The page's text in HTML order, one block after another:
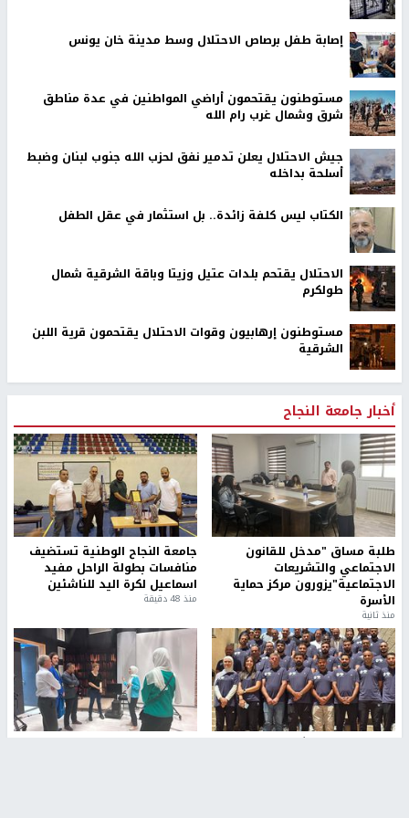
إصابة طفل برصاص الاحتلال وسط مدينة خان يونس
مستوطنون يقتحمون أراضي المواطنين في عدة مناطق
شرق وشمال غرب رام الله
جيش الاحتلال يعلن تدمير نفق لحزب الله جنوب لبنان وضبط
أسلحة بداخله
الكتاب ليس كلفة زائدة.. بل استثمار في عقل الطفل
الاحتلال يقتحم بلدات عتيل وزيتا وباقة الشرقية شمال
طولكرم
مستوطنون إرهابيون وقوات الاحتلال يقتحمون قرية اللبن
الشرقية
أخبار جامعة النجاح
طلبة مساق "مدخل للقانون
الاجتماعي والتشريعات
الاجتماعية"يزورون مركز حماية
الأسرة
منذ ثانية
جامعة النجاح الوطنية تستضيف
منافسات بطولة الراحل مفيد
اسماعيل لكرة اليد للناشئين
منذ 48 دقيقة